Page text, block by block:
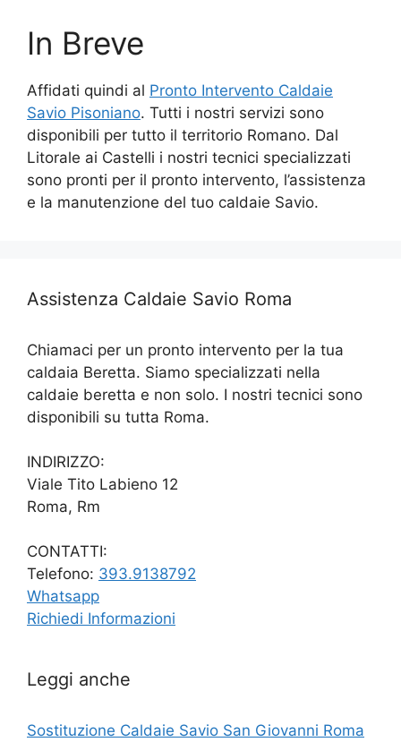
In Breve
Affidati quindi al Pronto Intervento Caldaie
Savio Pisoniano. Tutti i nostri servizi sono
disponibili per tutto il territorio Romano. Dal
Litorale ai Castelli i nostri tecnici specializzati
sono pronti per il pronto intervento, l’assistenza
e la manutenzione del tuo caldaie Savio.
Assistenza Caldaie Savio Roma
Chiamaci per un pronto intervento per la tua
caldaia Beretta. Siamo specializzati nella
caldaie beretta e non solo. I nostri tecnici sono
disponibili su tutta Roma.
INDIRIZZO:
Viale Tito Labieno 12
Roma, Rm
CONTATTI:
Telefono: 393.9138792
Whatsapp
Richiedi Informazioni
Leggi anche
Sostituzione Caldaie Savio San Giovanni Roma